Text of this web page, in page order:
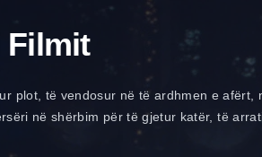
Filmit
plot, të vendosur në të ardhmen e
në shërbim për të gjetur katër, të